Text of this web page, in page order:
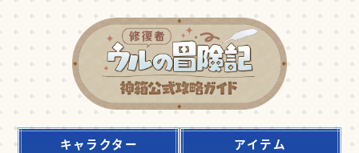
キャラクター
アイテム